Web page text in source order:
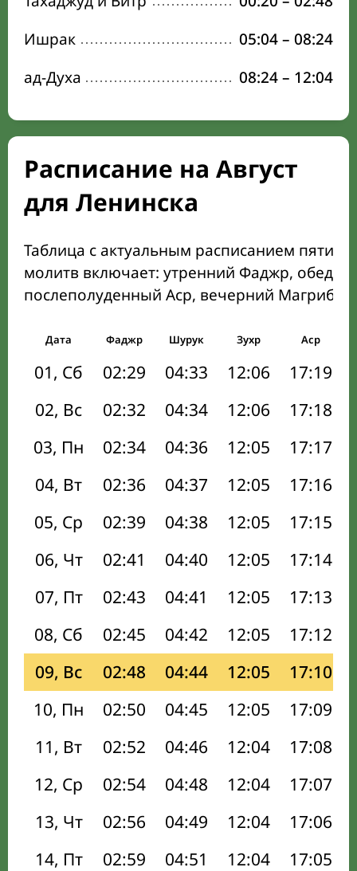
Ишрак
05:04– 08:24
ад-Духа
08:24– 12:04
Расписание на Август
для Ленинска
Таблица с актуальным расписанием пяти
молитв включает: утренний Фаджр,
послеполуденный Аср, вечерний Магриб
Дата Фаджр Шурук Зухр Аср
01, Сб 02:29 04:33 12:06 17:19
02, Вс
02:32 04:34 12:06 17:18
03, Пн
02:34 04:36 12:05 17:17
04, Вт
02:36 04:37 12:05 17:16
05, Ср
02:39 04:38 12:05 17:15
06, Чт
02:41 04:40 12:05 17:14
07, Пт
02:43 04:41 12:05 17:13
08, Сб
02:45 04:42 12:05 17:12
09, Вс
02:48 04:44 12:05 17:10
10, Пн
02:50 04:45 12:05 17:09
11, Вт
02:52 04:46 12:04 17:08
12, Ср
02:54 04:48 12:04 17:07
13, Чт
02:56 04:49 12:04 17:06
14, Пт
02:59 04:51 12:04 17:05